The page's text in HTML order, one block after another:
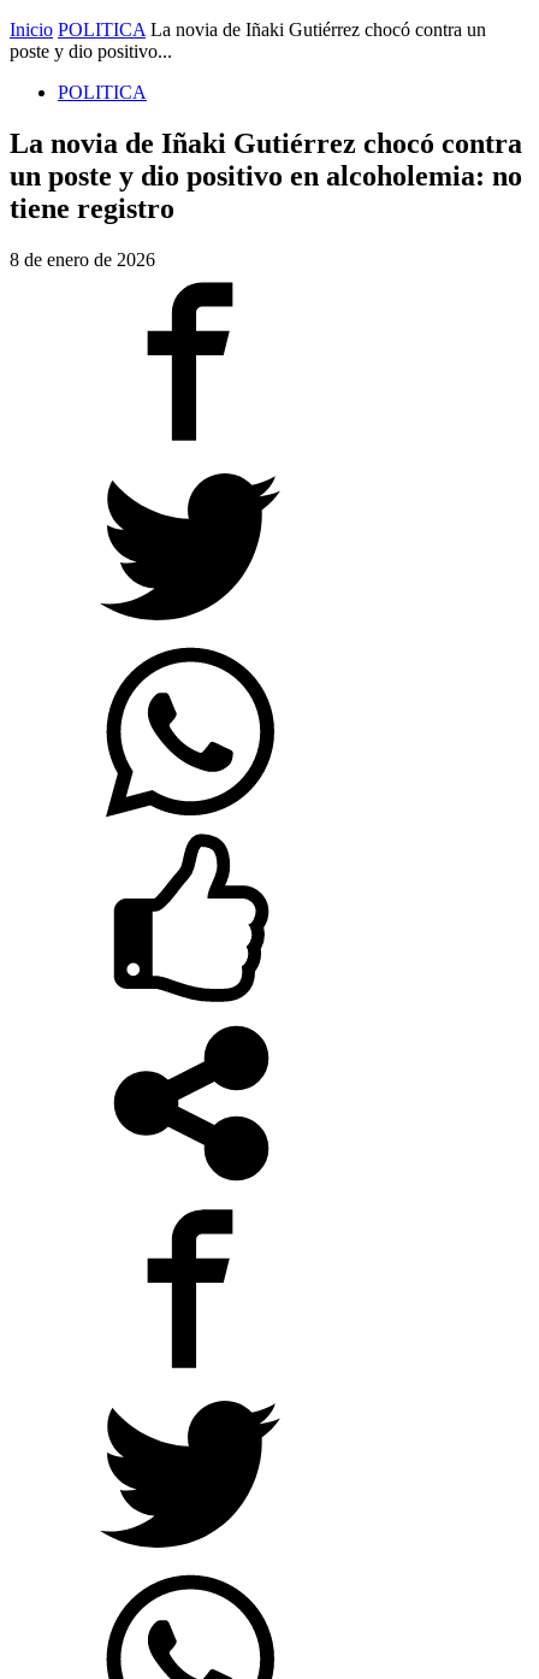
Inicio POLITICA La novia de Iñaki Gutiérrez chocó contra un
poste y dio positivo...
POLITICA
La novia de Iñaki Gutiérrez chocó contra
un poste y dio positivo en alcoholemia: no
tiene registro
8 de enero de 2026